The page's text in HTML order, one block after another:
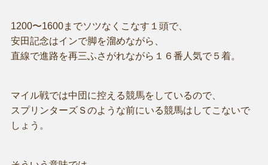
1200〜1600までソツなくこなす１頭で、
安田記念はインで脚を溜めながら、
直線で進路を再三ふさがれながら１６番人気で５着。
マイル戦では中団に控える競馬をしているので、
スプリンターズＳのような前にいる競馬はしてこないで
しょう。